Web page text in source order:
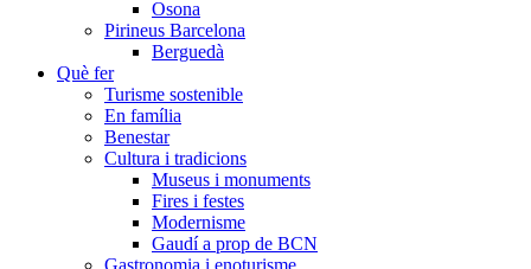
Osona
Pirineus Barcelona
Berguedà
Què fer
Turisme sostenible
En família
Benestar
Cultura i tradicions
Museus i monuments
Fires i festes
Modernisme
Gaudí a prop de BCN
Gastronomia i enoturisme